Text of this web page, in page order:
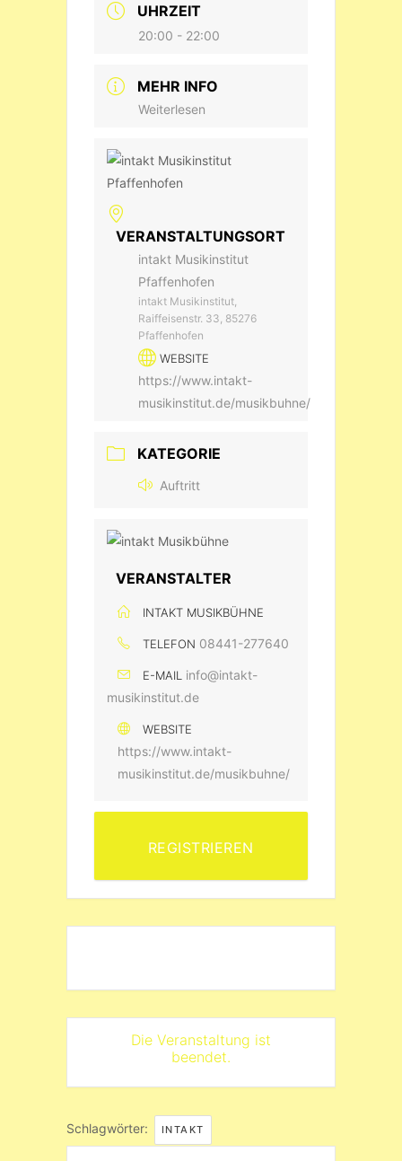
UHRZEIT
20:00 - 22:00
MEHR INFO
Weiterlesen
VERANSTALTUNGSORT
intakt Musikinstitut
Pfaffenhofen
intakt Musikinstitut,
Raiffeisenstr. 33, 85276
Pfaffenhofen
WEBSITE
https://www.intakt-
musikinstitut.de/musikbuhne/
KATEGORIE
Auftritt
VERANSTALTER
INTAKT MUSIKBÜHNE
TELEFON 08441-277640
E-MAIL info@intakt-
musikinstitut.de
WEBSITE
https://www.intakt-
musikinstitut.de/musikbuhne/
REGISTRIEREN
Die Veranstaltung ist
beendet.
Schlagwörter: INTAKT